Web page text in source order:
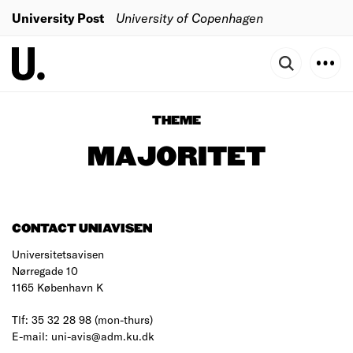
University Post University of Copenhagen
THEME
MAJORITET
CONTACT UNIAVISEN
Universitetsavisen
Nørregade 10
1165 København K
Tlf: 35 32 28 98 (mon-thurs)
E-mail: uni-avis@adm.ku.dk